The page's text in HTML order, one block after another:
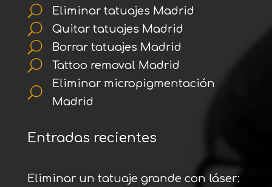
U Eliminar tatuajes Madrid
U Quitar tatuajes Madrid
U Borrar tatuajes Madrid
U Tattoo removal Madrid
U
Eliminar micropigmentación
Madrid
Entradas recientes
Eliminar un tatuaje grande con láser: